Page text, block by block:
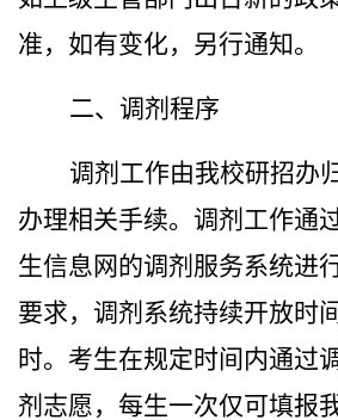
准，如有变化，另行通知。
二、调剂程序
调剂工作由我校研招办
办理相关手续。 调剂工作通
生信息网的调剂服务系统进
要求，调剂系统持续开放时
时。考生在规定时间内通过
剂志愿，每生一次仅可填报